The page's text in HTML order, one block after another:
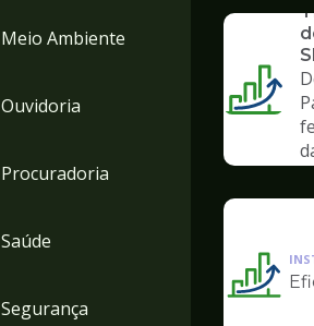
Meio Ambiente
Ouvidoria
Procuradoria
Saúde
Segurança